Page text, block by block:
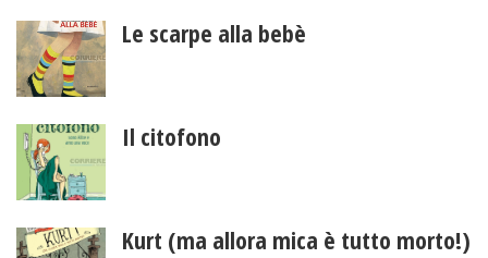
Le scarpe alla bebè
Il citofono
Kurt (ma allora mica è tutto morto!)